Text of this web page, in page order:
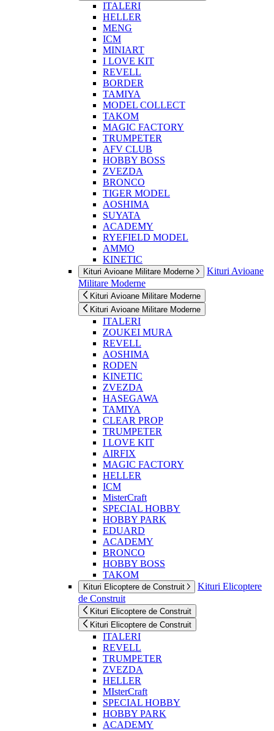
ITALERI
HELLER
MENG
ICM
MINIART
I LOVE KIT
REVELL
BORDER
TAMIYA
MODEL COLLECT
TAKOM
MAGIC FACTORY
TRUMPETER
AFV CLUB
HOBBY BOSS
ZVEZDA
BRONCO
TIGER MODEL
AOSHIMA
SUYATA
ACADEMY
RYEFIELD MODEL
AMMO
KINETIC
Kituri Avioane Militare Moderne
Kituri Avioane
Militare Moderne
Kituri Avioane Militare Moderne
Kituri Avioane Militare Moderne
ITALERI
ZOUKEI MURA
REVELL
AOSHIMA
RODEN
KINETIC
ZVEZDA
HASEGAWA
TAMIYA
CLEAR PROP
TRUMPETER
I LOVE KIT
AIRFIX
MAGIC FACTORY
HELLER
ICM
MisterCraft
SPECIAL HOBBY
HOBBY PARK
EDUARD
ACADEMY
BRONCO
HOBBY BOSS
TAKOM
Kituri Elicoptere de Construit
Kituri Elicoptere
de Construit
Kituri Elicoptere de Construit
Kituri Elicoptere de Construit
ITALERI
REVELL
TRUMPETER
ZVEZDA
HELLER
MIsterCraft
SPECIAL HOBBY
HOBBY PARK
ACADEMY